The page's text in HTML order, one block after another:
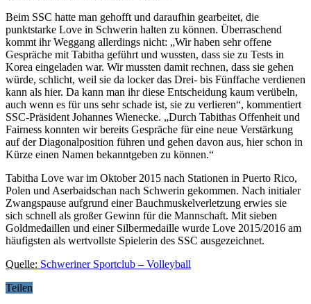
Beim SSC hatte man gehofft und daraufhin gearbeitet, die
punktstarke Love in Schwerin halten zu können. Überraschend
kommt ihr Weggang allerdings nicht: „Wir haben sehr offene
Gespräche mit Tabitha geführt und wussten, dass sie zu Tests in
Korea eingeladen war. Wir mussten damit rechnen, dass sie gehen
würde, schlicht, weil sie da locker das Drei- bis Fünffache verdienen
kann als hier. Da kann man ihr diese Entscheidung kaum verübeln,
auch wenn es für uns sehr schade ist, sie zu verlieren“, kommentiert
SSC-Präsident Johannes Wienecke. „Durch Tabithas Offenheit und
Fairness konnten wir bereits Gespräche für eine neue Verstärkung
auf der Diagonalposition führen und gehen davon aus, hier schon in
Kürze einen Namen bekanntgeben zu können.“
Tabitha Love war im Oktober 2015 nach Stationen in Puerto Rico,
Polen und Aserbaidschan nach Schwerin gekommen. Nach initialer
Zwangspause aufgrund einer Bauchmuskelverletzung erwies sie
sich schnell als großer Gewinn für die Mannschaft. Mit sieben
Goldmedaillen und einer Silbermedaille wurde Love 2015/2016 am
häufigsten als wertvollste Spielerin des SSC ausgezeichnet.
Quelle: Schweriner Sportclub – Volleyball
Teilen